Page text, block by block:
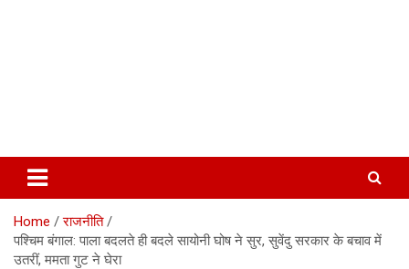
Home
राजनीति
पश्चिम बंगाल: पाला बदलते ही बदले सायोनी घोष ने सुर, सुवेंदु सरकार के बचाव में
उतरीं, ममता गुट ने घेरा